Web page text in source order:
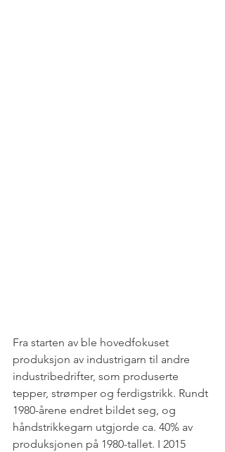
Fra starten av ble hovedfokuset
produksjon av industrigarn til andre
industribedrifter, som produserte
tepper, strømper og ferdigstrikk. Rundt
1980-årene endret bildet seg, og
håndstrikkegarn utgjorde ca. 40% av
produksjonen på 1980-tallet. I 2015